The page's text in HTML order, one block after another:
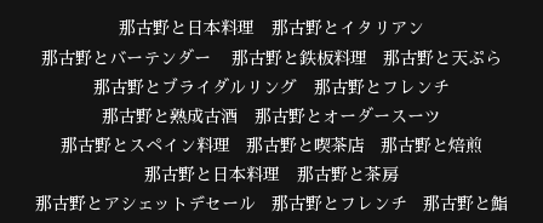
那古野と日本料理
那古野とイタリアン
那古野とバーテンダー
那古野と鉄板料理
那古野と天ぷら
那古野とブライダルリング
那古野とフレンチ
那古野と熟成古酒
那古野とオーダースーツ
那古野とスペイン料理
那古野と喫茶店
那古野と焙煎
那古野と日本料理
那古野と茶房
那古野とアシェットデセール
那古野とフレンチ 那古野と鮨